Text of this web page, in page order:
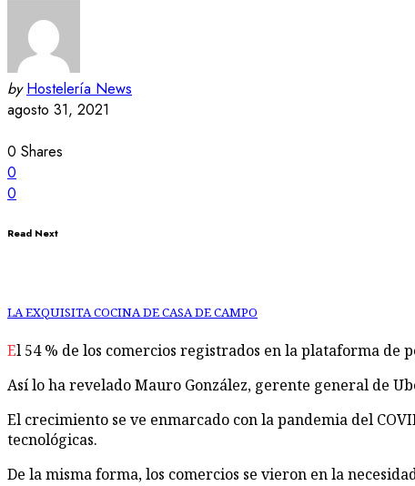
by Hostelería News
agosto 31, 2021
0 Shares
0
0
Read Next
LA EXQUISITA COCINA DE CASA DE CAMPO
El 54 % de los comercios registrados en la plataforma
Así lo ha revelado Mauro González, gerente general de
El crecimiento se ve enmarcado con la pandemia del
tecnológicas.
De la misma forma, los comercios se vieron en la